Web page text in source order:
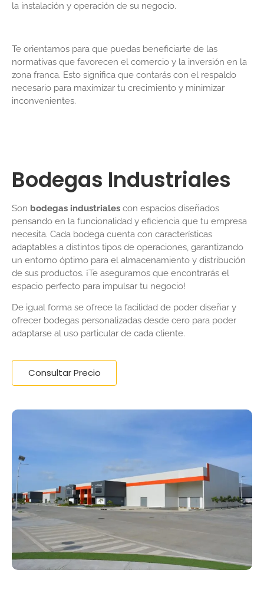
la instalación y operación de su negocio.
Te orientamos para que puedas beneficiarte de las
normativas que favorecen el comercio y la inversión en la
zona franca. Esto significa que contarás con el respaldo
necesario para maximizar tu crecimiento y minimizar
inconvenientes.
Bodegas Industriales
Son bodegas industriales con espacios diseñados
pensando en la funcionalidad y eficiencia que tu empresa
necesita. Cada bodega cuenta con características
adaptables a distintos tipos de operaciones, garantizando
un entorno óptimo para el almacenamiento y distribución
de sus productos. ¡Te aseguramos que encontrarás el
espacio perfecto para impulsar tu negocio!
De igual forma se ofrece la facilidad de poder diseñar y
ofrecer bodegas personalizadas desde cero para poder
adaptarse al uso particular de cada cliente.
Consultar Precio